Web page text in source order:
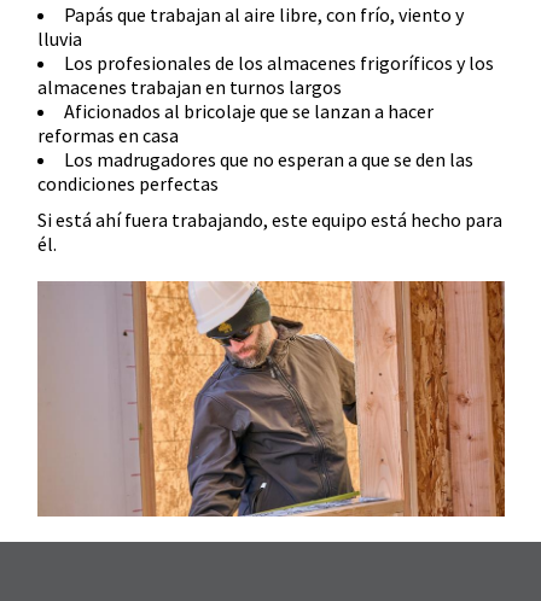
Papás que trabajan al aire libre, con frío, viento y
lluvia
Los profesionales de los almacenes frigoríficos y los
almacenes trabajan en turnos largos
Aficionados al bricolaje que se lanzan a hacer
reformas en casa
Los madrugadores que no esperan a que se den las
condiciones perfectas
Si está ahí fuera trabajando, este equipo está hecho para
él.